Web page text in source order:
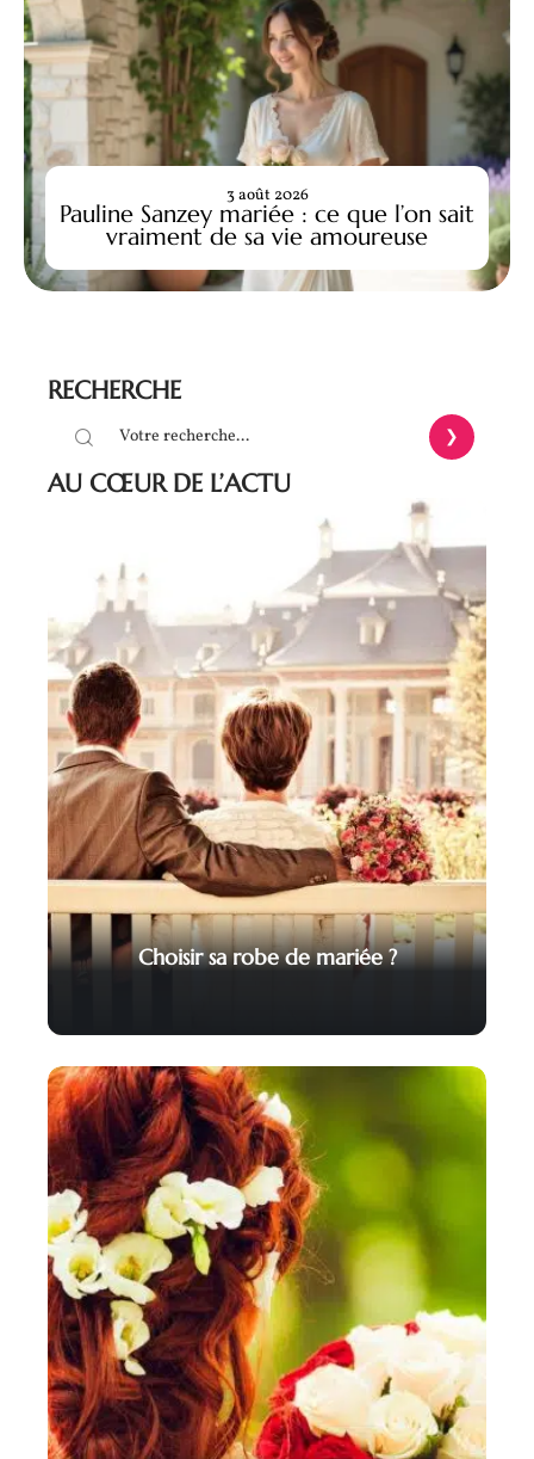
Pauline Sanzey mariée : ce que l’on sait
vraiment de sa vie amoureuse
3 août 2026
RECHERCHE
AU CŒUR DE L’ACTU
Choisir sa robe de mariée ?